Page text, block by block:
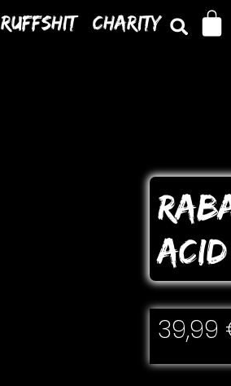
Ruffshit Charity
39,99